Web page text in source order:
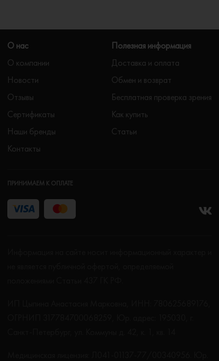
О нас
О компании
Новости
Отзывы
Сертификаты
Наши бренды
Контакты
Полезная информация
Доставка и оплата
Обмен и возврат
Бесплатная проверка зрения
Как купить
Статьи
ПРИНИМАЕМ К ОПЛАТЕ